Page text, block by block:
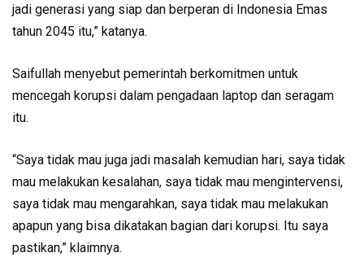
jadi generasi yang siap dan berperan di Indonesia Emas
tahun 2045 itu,” katanya.
Saifullah menyebut pemerintah berkomitmen untuk
mencegah korupsi dalam pengadaan laptop dan seragam
itu.
“Saya tidak mau juga jadi masalah kemudian hari, saya tidak
mau melakukan kesalahan, saya tidak mau mengintervensi,
saya tidak mau mengarahkan, saya tidak mau melakukan
apapun yang bisa dikatakan bagian dari korupsi. Itu saya
pastikan,” klaimnya.